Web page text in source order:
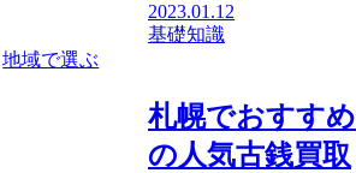
2023.01.12
基礎知識
地域で選ぶ
札幌でおすすめ
の人気古銭買取